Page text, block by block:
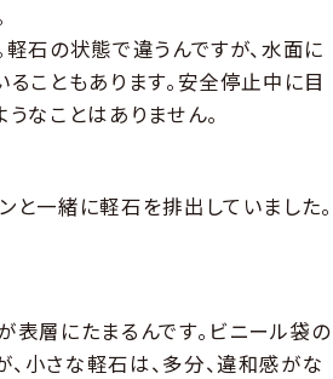
石の状態で違うんですが、水面に
こともあります。安全停止中に目
なことはありません。
と一緒に軽石を排出していました。
表層にたまるんです。ビニール袋の
小さな軽石は、多分、違和感がな